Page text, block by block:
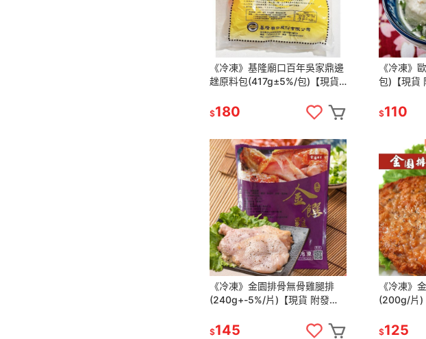
《冷凍》基隆廟口百年吳家鼎邊
趖原料包(417g±5%/包)【現貨
$180
《冷凍》
包)【現貨
$110
《冷凍》金園排骨無骨雞腿排
(240g+-5%/片)【現貨 附發
$145
《冷凍》
(200g/片)
$125